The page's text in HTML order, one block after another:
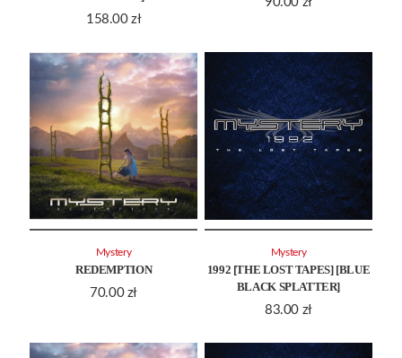
158.00 zł
REDEMPTION
70.00 zł
Mystery
1992 [THE LOST TAPES] [BLUE
BLACK SPLATTER]
83.00 zł
Mystery